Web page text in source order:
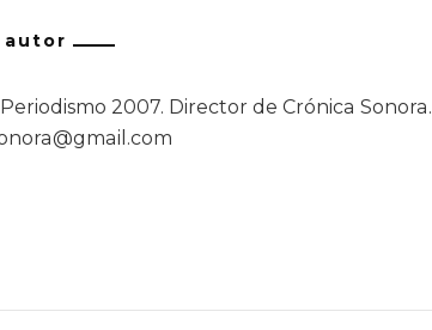
autor
2007. Director de Crónica Sonora.